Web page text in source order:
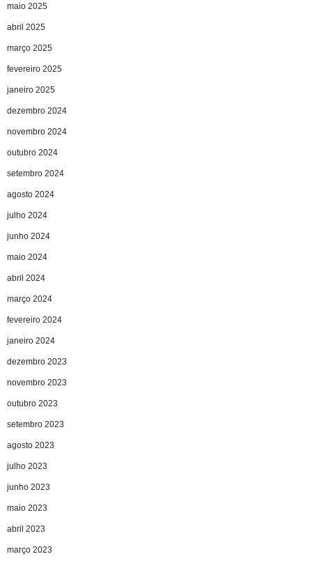
maio 2025
abril 2025
março 2025
fevereiro 2025
janeiro 2025
dezembro 2024
novembro 2024
outubro 2024
setembro 2024
agosto 2024
julho 2024
junho 2024
maio 2024
abril 2024
março 2024
fevereiro 2024
janeiro 2024
dezembro 2023
novembro 2023
outubro 2023
setembro 2023
agosto 2023
julho 2023
junho 2023
maio 2023
abril 2023
março 2023